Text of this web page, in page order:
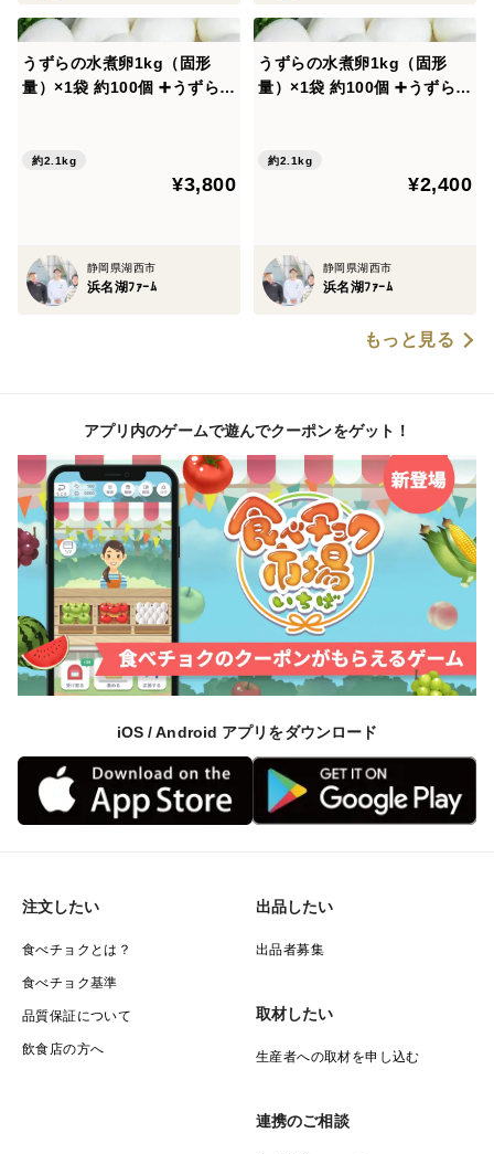
うずらの水煮卵1kg（固形
量）×1袋 約100個 ➕うずらの
約2.1kg
¥3,800
静岡県湖西市
浜名湖ﾌｧｰﾑ
うずらの水煮卵1kg（固形
量）×1袋 約100個 ➕うずらの
約2.1kg
¥2,400
静岡県湖西市
浜名湖ﾌｧｰﾑ
もっと見る
アプリ内のゲームで遊んでクーポンをゲット！
iOS / Android アプリをダウンロード
注文したい
食べチョクとは？
食べチョク基準
品質保証について
飲食店の方へ
出品したい
出品者募集
取材したい
生産者への取材を申し込む
連携のご相談